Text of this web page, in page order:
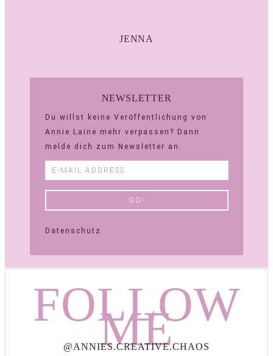
JENNA
NEWSLETTER
Du willst keine Veröffentlichung von
Annie Laine mehr verpassen? Dann
melde dich zum Newsletter an.
Datenschutz
FOLLOW
ME
@ANNIES.CREATIVE.CHAOS